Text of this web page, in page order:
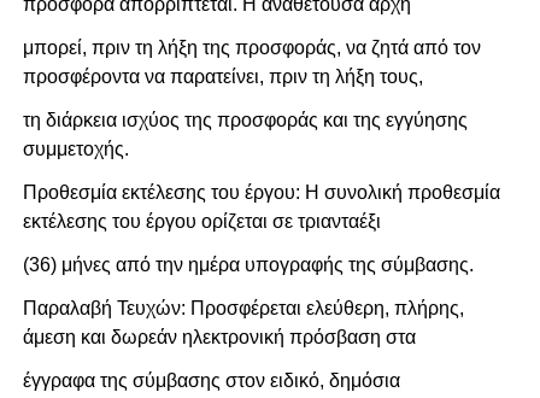
προσφορά απορρίπτεται. Η αναθέτουσα αρχή
μπορεί, πριν τη λήξη της προσφοράς, να ζητά από τον
προσφέροντα να παρατείνει, πριν τη λήξη τους,
τη διάρκεια ισχύος της προσφοράς και της εγγύησης
συμμετοχής.
Προθεσμία εκτέλεσης του έργου: Η συνολική προθεσμία
εκτέλεσης του έργου ορίζεται σε τριανταέξι
(36) μήνες από την ημέρα υπογραφής της σύμβασης.
Παραλαβή Τευχών: Προσφέρεται ελεύθερη, πλήρης,
άμεση και δωρεάν ηλεκτρονική πρόσβαση στα
έγγραφα της σύμβασης στον ειδικό, δημόσια